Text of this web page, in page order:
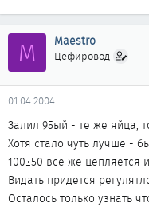
M Maestro
Цефировод
01.04.2004
Залил 95ый - те же яйца,
Хотя стало чуть лучше -
100±50 все же цепляется
Видать придется
Осталось только узнать